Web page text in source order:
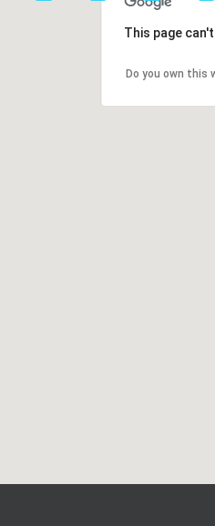
This page
Do you own this